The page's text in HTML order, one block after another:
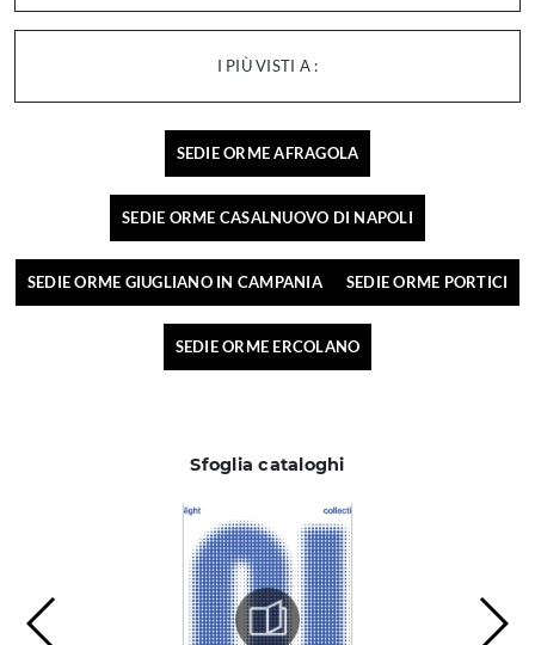
I PIÙ VISTI A :
SEDIE ORME AFRAGOLA
SEDIE ORME CASALNUOVO DI NAPOLI
SEDIE ORME GIUGLIANO IN CAMPANIA SEDIE ORME PORTICI
SEDIE ORME ERCOLANO
Sfoglia cataloghi